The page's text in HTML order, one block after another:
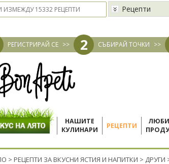
Рецепти
РЕГИСТРИРАЙ СЕ >> 2 СЪБИРАЙ ТОЧКИ >>
НАШИТЕ
КУЛИНАРИ
РЕЦЕПТИ
> РЕЦЕПТИ ЗА ВКУСНИ ЯСТИЯ И НАПИТКИ > ДРУГИ